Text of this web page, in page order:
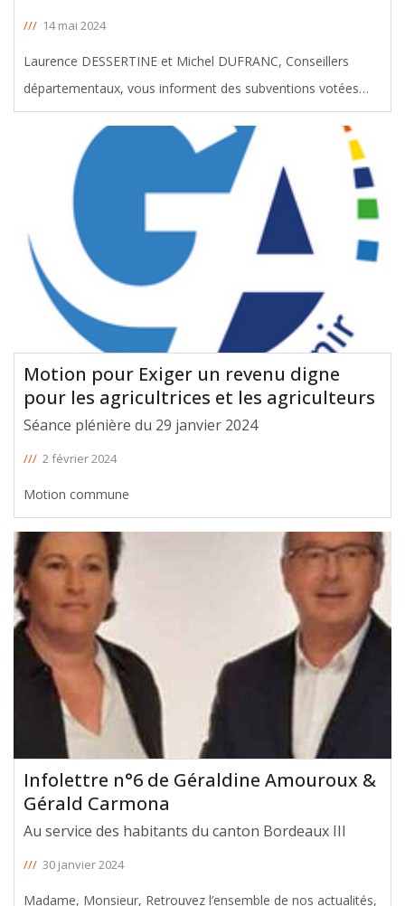
/// 14 mai 2024
Laurence DESSERTINE et Michel DUFRANC, Conseillers
départementaux, vous informent des subventions votées
avec leur soutien en faveur du canton de Bordeaux II, lors de
la Commission Permanente du 13 mai 2024. Le montant
total de ces aides
Motion pour Exiger un revenu digne
pour les agricultrices et les agriculteurs
Séance plénière du 29 janvier 2024
/// 2 février 2024
Motion commune
Infolettre n°6 de Géraldine Amouroux &
Gérald Carmona
Au service des habitants du canton Bordeaux III
/// 30 janvier 2024
Madame, Monsieur, Retrouvez l’ensemble de nos actualités,